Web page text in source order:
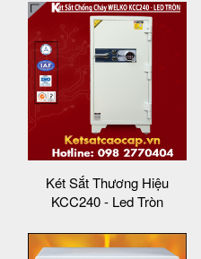
Két Sắt Thương Hiệu
KCC240 - Led Tròn